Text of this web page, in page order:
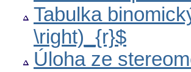
Tabulka
\right)_{r}$
Úloha ze